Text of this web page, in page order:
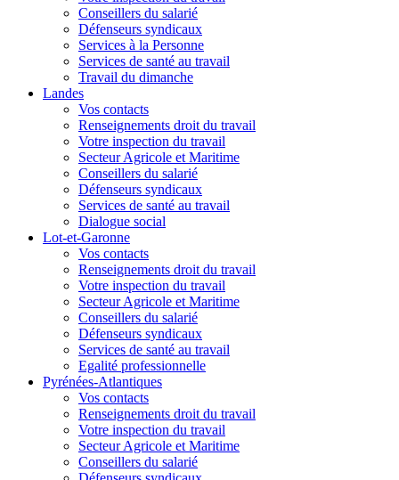
Conseillers du salarié
Défenseurs syndicaux
Services à la Personne
Services de santé au travail
Travail du dimanche
Landes
Vos contacts
Renseignements droit du travail
Votre inspection du travail
Secteur Agricole et Maritime
Conseillers du salarié
Défenseurs syndicaux
Services de santé au travail
Dialogue social
Lot-et-Garonne
Vos contacts
Renseignements droit du travail
Votre inspection du travail
Secteur Agricole et Maritime
Conseillers du salarié
Défenseurs syndicaux
Services de santé au travail
Egalité professionnelle
Pyrénées-Atlantiques
Vos contacts
Renseignements droit du travail
Votre inspection du travail
Secteur Agricole et Maritime
Conseillers du salarié